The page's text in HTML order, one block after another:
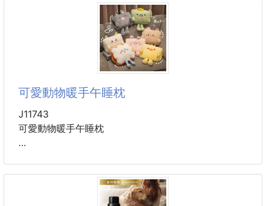
鋁箔盤邊緣加高設計
不怕氣炸噴的油膩膩
隔油防污，用完即丟
讓你免去清潔鍋具的煩惱
優質鋁箔材質 衛生無異味
安心烘焙氣炸美食喔！
炸出美味！無需清洗、懶人福音～
烘烤、烘焙、蒸煮
輕薄材質 愛寵戴不悶熱
顏色：藍色,粉紅色,綠色
尺寸：S碼,M碼,L碼
可愛動物暖手午睡枕
J11743
可愛動物暖手午睡枕
那挑這款暖手午睡枕就對了 保證超級好用
置手空間設計 避免手部壓迫造成的不適